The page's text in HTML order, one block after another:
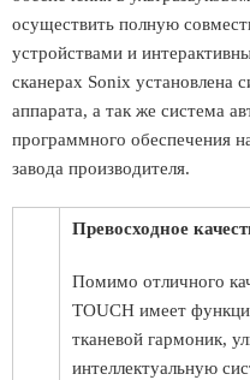
осуществить полную
устройствами и
сканерах Sonix установлена
аппарата, а так же система
программного обеспечения
завода производителя.
Превосходное
Помимо отличного
TOUCH имеет
тканевой гармоник,
интеллектуальную